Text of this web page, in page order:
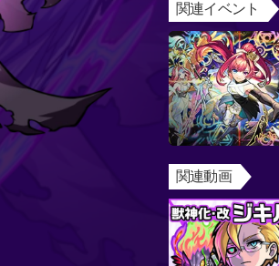
関連イベント
関連動画